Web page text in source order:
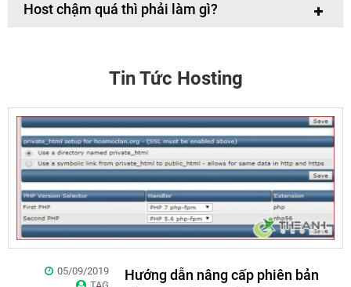
Host chậm quá thì phải làm gì?
Tin Tức Hosting
05/09/2019
Hướng dẫn nâng cấp phiên bản